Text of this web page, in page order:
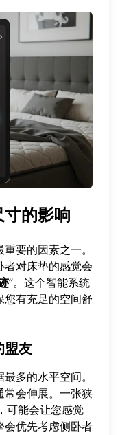
的影响
要的因素之一。
者对床垫的感觉会
”。这个智能系统
您有充足的空间舒
盟友
多的水平空间。
常会伸展。一张狭
可能会让您感觉
会优先考虑侧卧者